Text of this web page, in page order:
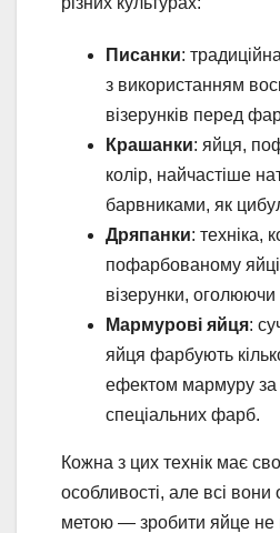
Писанки:
з використанням
візерунків перед
Крашанки: яйця,
колір, найчастіше
барвниками, як
Дряпанки: техніка,
пофарбованому
візерунки,
Мармурові яйця:
яйця фарбують
ефектом мармуру за
спеціальних фарб.
Кожна з цих технік має
особливості, але всі вони
метою — зробити яйце не